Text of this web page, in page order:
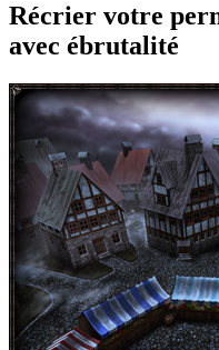
Récrier votre
avec ébrutalité